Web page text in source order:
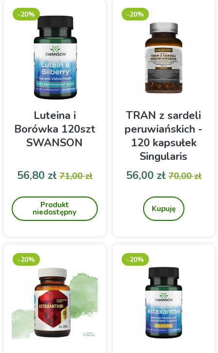
Luteina i
Borówka 120szt
SWANSON
Cena
56,80 złCena podstawowa
71,00 zł
Produkt
niedostępny
-20%
TRAN z sardeli
peruwiańskich -
120 kapsułek
Singularis
funkcjonowanie mózgu,
serca i prawidłowe
widzenie
Cena
56,00 złCena
70,00 zł
Kupuję
-20%
-20% -20%